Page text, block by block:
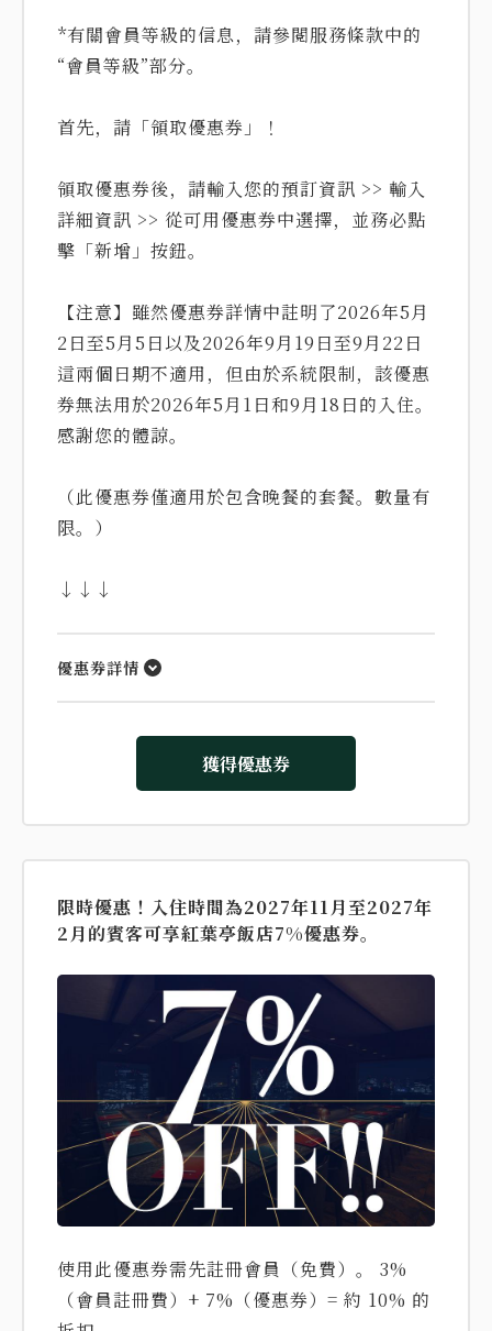
*有關會員等級的信息，請參閱服務條款中的
“會員等級”部分。
首先，請「領取優惠券」！
領取優惠券後，請輸入您的預訂資訊 >> 輸入
詳細資訊 >> 從可用優惠券中選擇，並務必點
擊「新增」按鈕。
【注意】雖然優惠券詳情中註明了2026年5月
2日至5月5日以及2026年9月19日至9月22日
這兩個日期不適用，但由於系統限制，該優惠
券無法用於2026年5月1日和9月18日的入住。
感謝您的體諒。
（此優惠券僅適用於包含晚餐的套餐。數量有
限。）
↓↓↓
優惠券詳情
獲得優惠券
限時優惠！入住時間為2027年11月至2027年
2月的賓客可享紅葉亭飯店7%優惠券。
使用此優惠券需先註冊會員（免費）。 3%
（會員註冊費）+ 7%（優惠券）= 約 10% 的